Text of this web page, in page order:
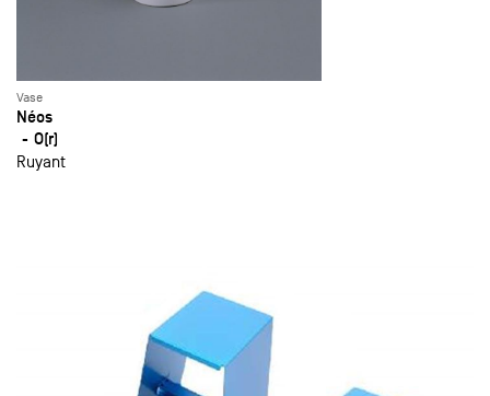
Vase
Néos
O(r)
Ruyant